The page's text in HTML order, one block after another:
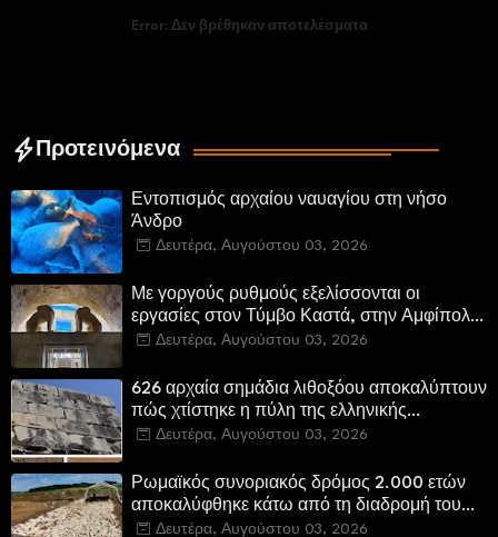
Error: Δεν βρέθηκαν αποτελέσματα
Προτεινόμενα
Εντοπισμός αρχαίου ναυαγίου στη νήσο
Άνδρο
Δευτέρα, Αυγούστου 03, 2026
Με γοργούς ρυθμούς εξελίσσονται οι
εργασίες στον Τύμβο Καστά, στην Αμφίπολη.
Αποδίδονται μνημεία της πόλης
Δευτέρα, Αυγούστου 03, 2026
626 αρχαία σημάδια λιθοξόου αποκαλύπτουν
πώς χτίστηκε η πύλη της ελληνικής
Πτολεμαΐδας στη Λιβύη
Δευτέρα, Αυγούστου 03, 2026
Ρωμαϊκός συνοριακός δρόμος 2.000 ετών
αποκαλύφθηκε κάτω από τη διαδρομή του
νέου αυτοκινητόδρομου Α8 της Γερμανίας
Δευτέρα, Αυγούστου 03, 2026